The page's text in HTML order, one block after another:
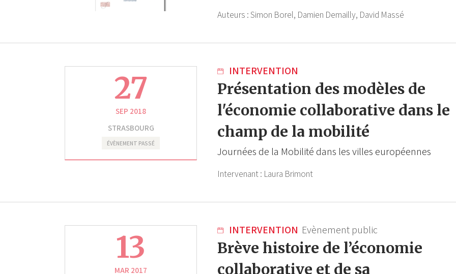
Auteurs :Simon Borel, Damien Demailly, David Massé
27
SEP 2018
STRASBOURG
ÉVÈNEMENT PASSÉ
INTERVENTION
Présentation des modèles de
l'économie collaborative dans le
champ de la mobilité
Journées de la Mobilité dans les villes européennes
Intervenant : Laura Brimont
13
MAR 2017
INTERVENTION Evènement public
Brève histoire de l’économie
collaborative et de sa